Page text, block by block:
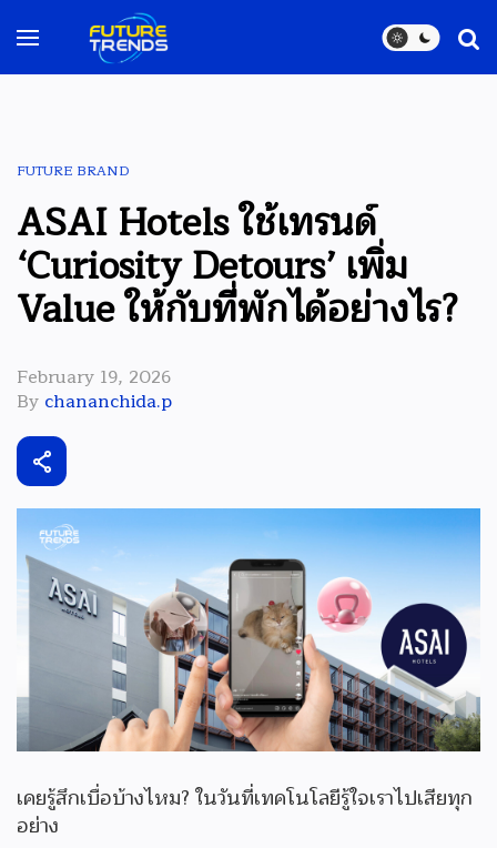
FUTURE BRAND
ASAI Hotels ใช้เทรนด์
‘Curiosity Detours’ เพิ่ม
Value ให้กับที่พักได้อย่างไร?
February 19, 2026
By chananchida.p
เคยรู้สึกเบื่อบ้างไหม? ในวันที่เทคโนโลยีรู้ใจเราไปเสียทุก
อย่าง